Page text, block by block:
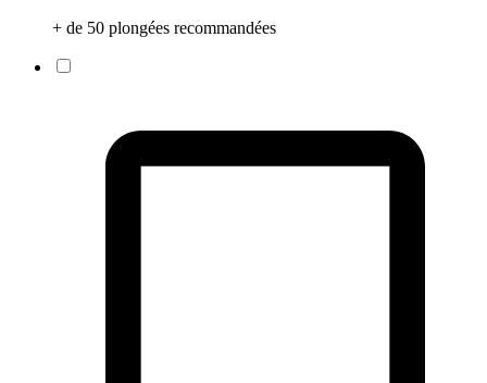
+ de 50 plongées recommandées